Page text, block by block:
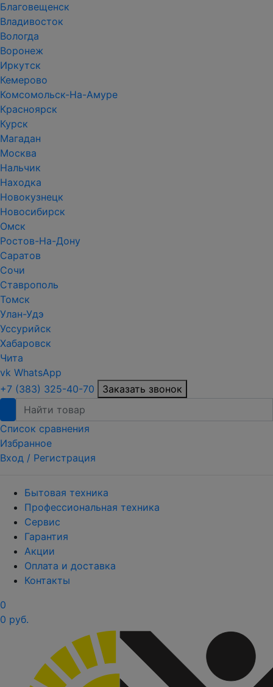
Благовещенск
Владивосток
Вологда
Воронеж
Иркутск
Кемерово
Комсомольск-На-Амуре
Красноярск
Курск
Магадан
Москва
Нальчик
Находка
Новокузнецк
Новосибирск
Омск
Ростов-На-Дону
Саратов
Сочи
Ставрополь
Томск
Улан-Удэ
Уссурийск
Хабаровск
Чита
vk WhatsApp
+7 (383) 325-40-70
Заказать звонок
Список сравнения
Избранное
Вход / Регистрация
Бытовая техника
Профессиональная техника
Сервис
Гарантия
Акции
Оплата и доставка
Контакты
0
0 руб.